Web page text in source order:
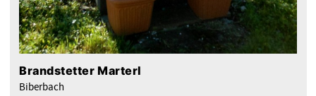
Brandstetter Marterl
Biberbach